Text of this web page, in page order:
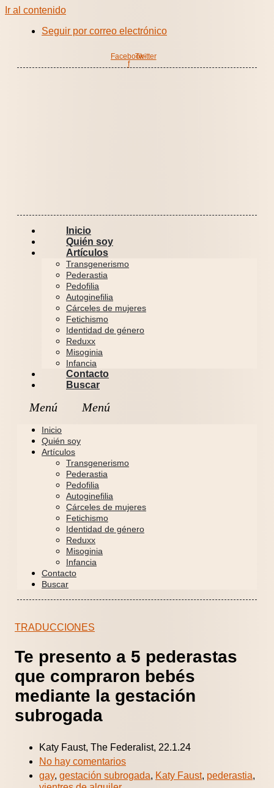
Ir al contenido
Seguir por correo electrónico
Facebook-
f
Twitter
Inicio
Quién soy
Artículos
Transgenerismo
Pederastia
Pedofilia
Autoginefilia
Cárceles de mujeres
Fetichismo
Identidad de género
Reduxx
Misoginia
Infancia
Contacto
Buscar
Inicio
Quién soy
Artículos
Transgenerismo
Pederastia
Pedofilia
Autoginefilia
Cárceles de mujeres
Fetichismo
Identidad de género
Reduxx
Misoginia
Infancia
Contacto
Buscar
TRADUCCIONES
Te presento a 5 pederastas
que compraron bebés
mediante la gestación
subrogada
Katy Faust, The Federalist, 22.1.24
No hay comentarios
gay, gestación subrogada, Katy Faust, pederastia,